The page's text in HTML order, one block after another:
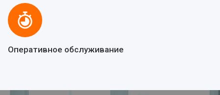
Оперативное обслуживание